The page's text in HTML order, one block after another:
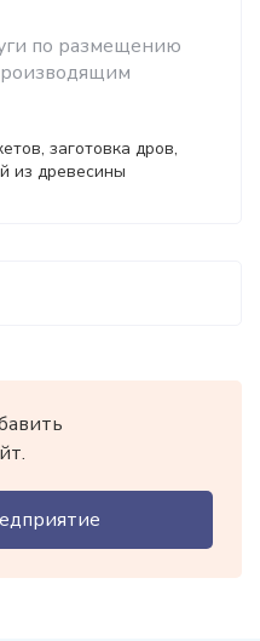
по размещению
заготовка дров,
из древесины